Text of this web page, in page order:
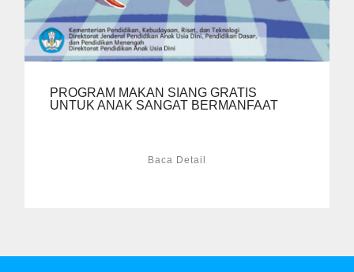
PROGRAM MAKAN SIANG GRATIS
UNTUK ANAK SANGAT BERMANFAAT
Baca Detail